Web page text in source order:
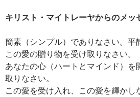
キリスト・マイトレーヤからのメッ
簡素（シンプル）でありなさい。平
この愛の贈り物を受け取りなさい。
あなたの心（ハートとマインド）を
取りなさい。
この愛を受け入れ、この愛を輝かし